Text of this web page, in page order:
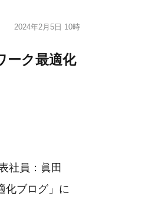
2024年2月5日 10時
ーク最適化
社員：眞田
化ブログ」に